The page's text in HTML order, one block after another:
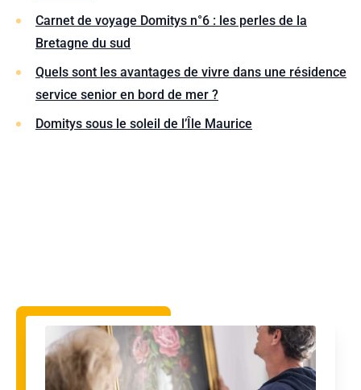
Carnet de voyage Domitys n°6 : les perles de la
Bretagne du sud
Quels sont les avantages de vivre dans une résidence
service senior en bord de mer ?
Domitys sous le soleil de l’Île Maurice